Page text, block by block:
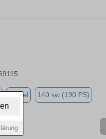
Diesel 140 kw (190 PS)